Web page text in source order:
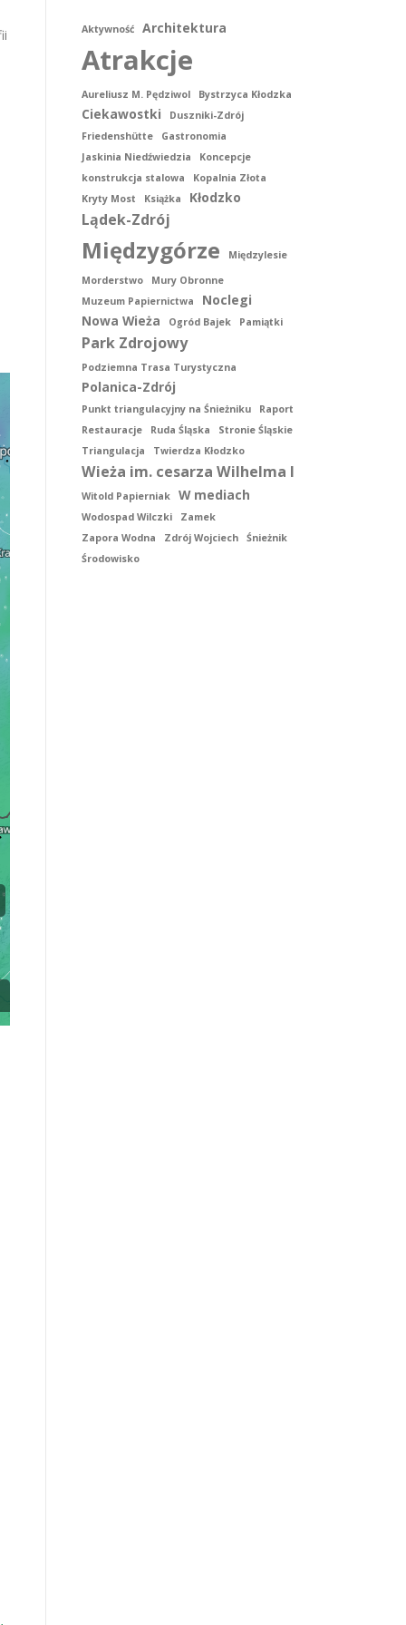
Aktywność Architektura
Atrakcje
Aureliusz M. Pędziwol Bystrzyca Kłodzka
Ciekawostki
Duszniki-Zdrój
Friedenshütte
Gastronomia
Jaskinia Niedźwiedzia
Koncepcje
konstrukcja stalowa
Kopalnia Złota
Kryty Most
Książka Kłodzko
Lądek-Zdrój
Międzygórze
Międzylesie
Morderstwo
Mury Obronne
Muzeum Papiernictwa
Noclegi
Nowa Wieża
Ogród Bajek Pamiątki
Park Zdrojowy
Podziemna Trasa Turystyczna
Polanica-Zdrój
Punkt triangulacyjny na Śnieżniku
Raport
Restauracje
Ruda Śląska
Stronie Śląskie
Triangulacja
Twierdza Kłodzko
Wieża im. cesarza Wilhelma I
Witold Papierniak W mediach
Wodospad Wilczki
Zamek
Zapora Wodna
Zdrój Wojciech
Śnieżnik
Środowisko